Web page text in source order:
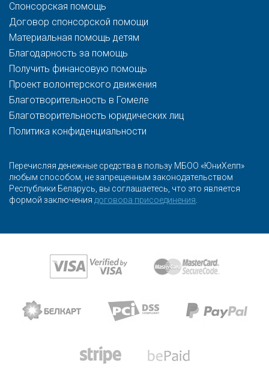
Спонсорская помощь
Договор спонсорской помощи
Материальная помощь детям
Благодарность за помощь
Получить финансовую помощь
Проект волонтерского движения
Благотворительность в Гомеле
Благотворительность юридических лиц
Политика конфиденциальности
Перечисляя денежные средства в пользу МБОО «ЮниХелп»
любым способом, не запрещенным законодательством
Республики Беларусь, вы соглашаетесь, что это является
формой заключения договора присоединения.